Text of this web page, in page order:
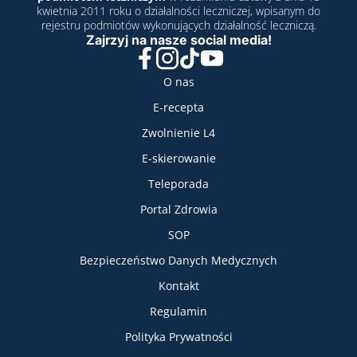
kwietnia 2011 roku o działalności leczniczej, wpisanym do
rejestru podmiotów wykonujących działalność leczniczą.
O nas
E-recepta
Zwolnienie L4
E-skierowanie
Teleporada
Portal Zdrowia
SOP
Bezpieczeństwo Danych Medycznych
Kontakt
Regulamin
Polityka Prywatności
Zajrzyj na nasze social media!
Facebook
Instagram
TikTokYouTube